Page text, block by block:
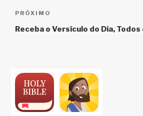
Próximo
post
PRÓXIMO
Receba o Versículo do Dia, Todos